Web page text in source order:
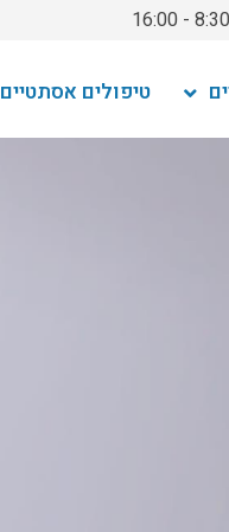
טיפולים אסתטיים